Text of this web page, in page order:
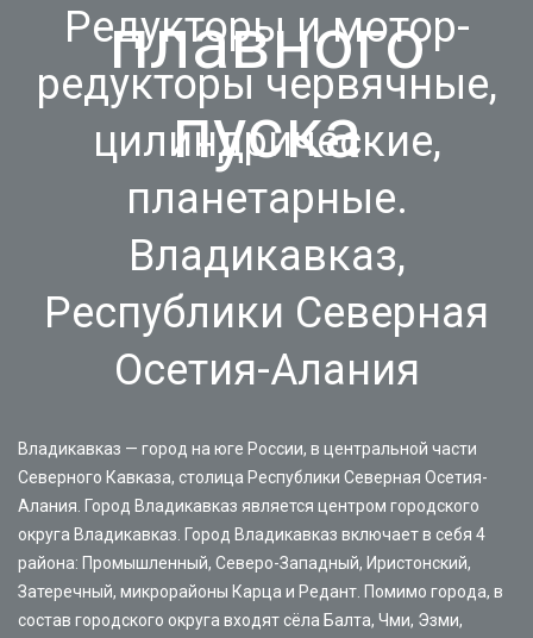
плавного
пуска
Редукторы и мотор-
редукторы червячные,
цилиндрические,
планетарные.
Владикавказ,
Республики Северная
Осетия-Алания
Владикавказ — город на юге России, в центральной части
Северного Кавказа, столица Республики Северная Осетия-
Алания. Город Владикавказ является центром городского
округа Владикавказ. Город Владикавказ включает в себя 4
района: Промышленный, Северо-Западный, Иристонский,
Затеречный, микрорайоны Карца и Редант. Помимо города, в
состав городского округа входят сёла Балта, Чми, Эзми,